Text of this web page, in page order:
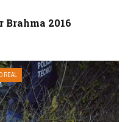
Brahma 2016
REAL